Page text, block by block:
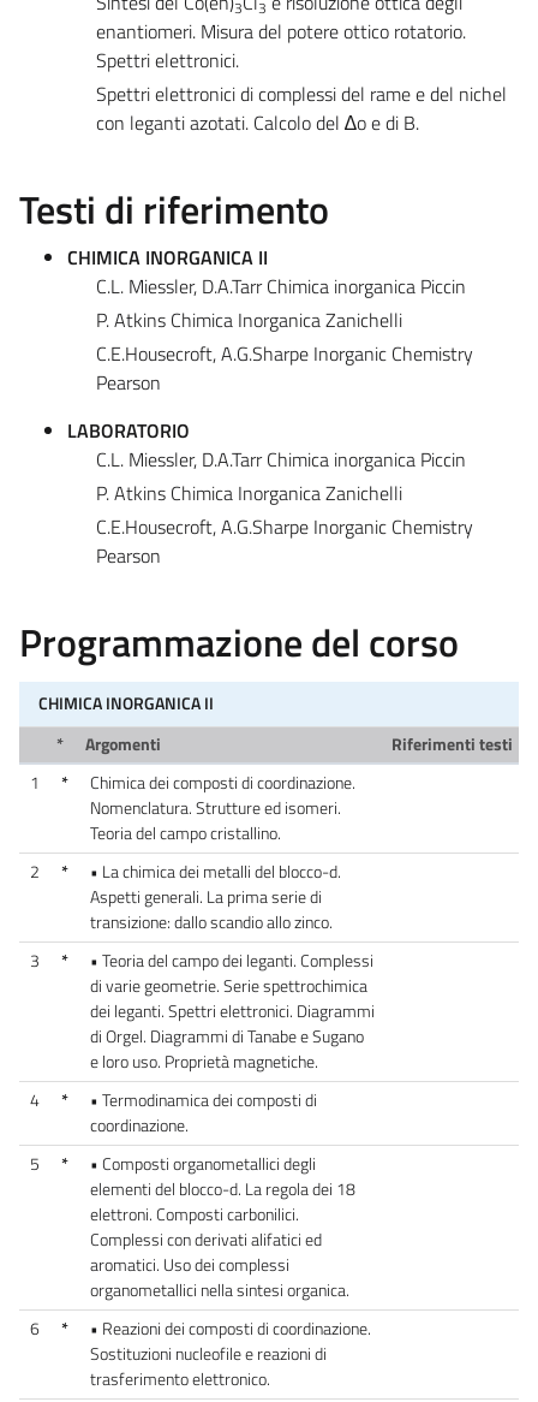
3 3
enantiomeri. Misura del potere ottico rotatorio.
Spettri elettronici.
Spettri elettronici di complessi del rame e del nichel
con leganti azotati. Calcolo del ∆o e di B.
Testi di riferimento
CHIMICA INORGANICA II
C.L. Miessler, D.A.Tarr Chimica inorganica Piccin
P. Atkins Chimica Inorganica Zanichelli
C.E.Housecroft, A.G.Sharpe Inorganic Chemistry
Pearson
LABORATORIO
C.L. Miessler, D.A.Tarr Chimica inorganica Piccin
P. Atkins Chimica Inorganica Zanichelli
C.E.Housecroft, A.G.Sharpe Inorganic Chemistry
Pearson
Programmazione del corso
CHIMICA INORGANICA II
*
Argomenti
Riferimenti testi
1
*
Chimica dei composti di coordinazione.
Nomenclatura. Strutture ed isomeri.
Teoria del campo cristallino.
2
*
• La chimica dei metalli del blocco-d.
Aspetti generali. La prima serie di
transizione: dallo scandio allo zinco.
3
*
• Teoria del campo dei leganti. Complessi
di varie geometrie. Serie spettrochimica
dei leganti. Spettri elettronici. Diagrammi
di Orgel. Diagrammi di Tanabe e Sugano
e loro uso. Proprietà magnetiche.
4
*
• Termodinamica dei composti di
coordinazione.
5
*
• Composti organometallici degli
elementi del blocco-d. La regola dei 18
elettroni. Composti carbonilici.
Complessi con derivati alifatici ed
aromatici. Uso dei complessi
organometallici nella sintesi organica.
6
*
• Reazioni dei composti di coordinazione.
Sostituzioni nucleofile e reazioni di
trasferimento elettronico.